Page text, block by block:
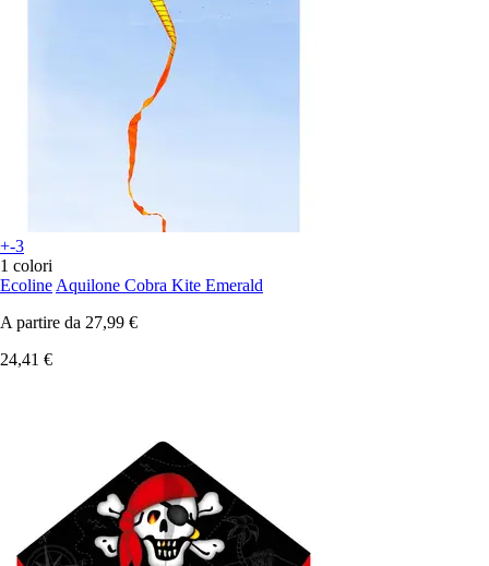
+-3
1 colori
Ecoline Aquilone Cobra Kite Emerald
A partire da 27,99 €
24,41 €